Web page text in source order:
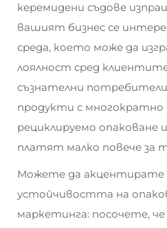
керемидени съдове
вашият бизнес се
среда, което може да
лоялност сред
съзнателни
продукти с многократно
рециклируемо опаковане
платят малко повече за
Можете да акцентирате
устойчивостта на
маркетинга: посочете,